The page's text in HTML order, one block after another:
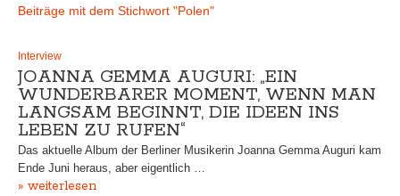
Beiträge mit dem Stichwort "Polen"
Interview
JOANNA GEMMA AUGURI: „EIN
WUNDERBARER MOMENT, WENN MAN
LANGSAM BEGINNT, DIE IDEEN INS
LEBEN ZU RUFEN“
Das aktuelle Album der Berliner Musikerin Joanna Gemma Auguri kam
Ende Juni heraus, aber eigentlich …
» weiterlesen